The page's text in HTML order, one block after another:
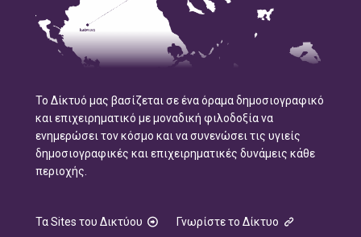
Το Δίκτυό μας βασίζεται σε ένα όραμα δημοσιογραφικό
και επιχειρηματικό με μοναδική φιλοδοξία να
ενημερώσει τον κόσμο και να συνενώσει τις υγιείς
δημοσιογραφικές και επιχειρηματικές δυνάμεις κάθε
περιοχής.
Τα Sites του Δικτύου Γνωρίστε το Δίκτυο